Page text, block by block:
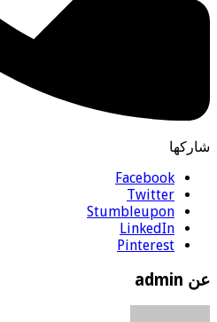
شاركها
Facebook
Twitter
Stumbleupon
LinkedIn
Pinterest
عن admin